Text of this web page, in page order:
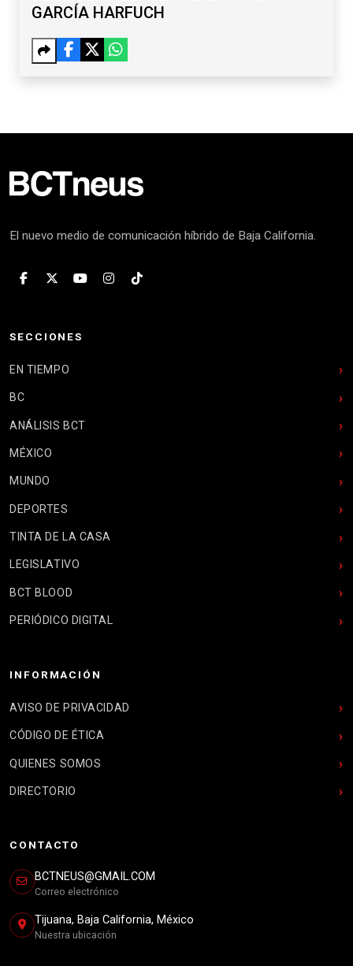
GARCÍA HARFUCH
El nuevo medio de comunicación híbrido de Baja California.
SECCIONES
EN TIEMPO
BC
ANÁLISIS BCT
MÉXICO
MUNDO
DEPORTES
TINTA DE LA CASA
LEGISLATIVO
BCT BLOOD
PERIÓDICO DIGITAL
INFORMACIÓN
AVISO DE PRIVACIDAD
CÓDIGO DE ÉTICA
QUIENES SOMOS
DIRECTORIO
CONTACTO
BCTNEUS@GMAIL.COM
Correo electrónico
Tijuana, Baja California, México
Nuestra ubicación